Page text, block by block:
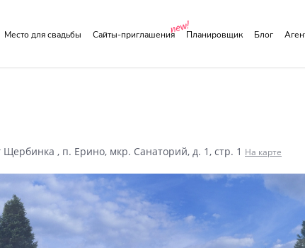
Место для свадьбы Сайты-приглашения Планировщик Блог
, п. Ерино, мкр. Санаторий, д. 1, стр. 1 На карте